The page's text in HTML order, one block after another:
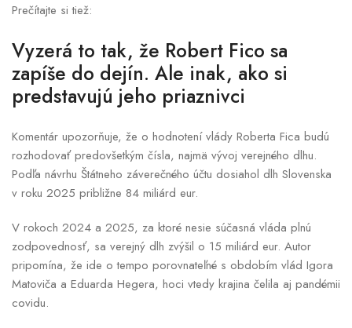
Prečítajte si tiež:
Vyzerá to tak, že Robert Fico sa
zapíše do dejín. Ale inak, ako si
predstavujú jeho priaznivci
Komentár upozorňuje, že o hodnotení vlády Roberta Fica budú
rozhodovať predovšetkým čísla, najmä vývoj verejného dlhu.
Podľa návrhu Štátneho záverečného účtu dosiahol dlh Slovenska
v roku 2025 približne 84 miliárd eur.
V rokoch 2024 a 2025, za ktoré nesie súčasná vláda plnú
zodpovednosť, sa verejný dlh zvýšil o 15 miliárd eur. Autor
pripomína, že ide o tempo porovnateľné s obdobím vlád Igora
Matoviča a Eduarda Hegera, hoci vtedy krajina čelila aj pandémii
covidu.